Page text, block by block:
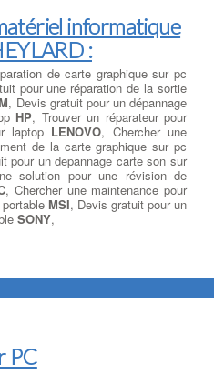
informatique
:
de carte graphique sur pc
pour une réparation de la sortie
, Devis gratuit pour un dépannage
HP, Trouver un réparateur pour
laptop LENOVO, Chercher une
de la carte graphique sur pc
pour un depannage carte son sur
solution pour une révision de
, Chercher une maintenance pour
MSI, Devis gratuit pour un
SONY,
PC